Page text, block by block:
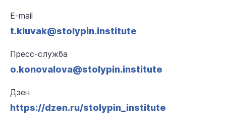
E-mail
t.kluvak@stolypin.institute
Пресс-служба
o.konovalova@stolypin.institute
Дзен
https://dzen.ru/stolypin_institute